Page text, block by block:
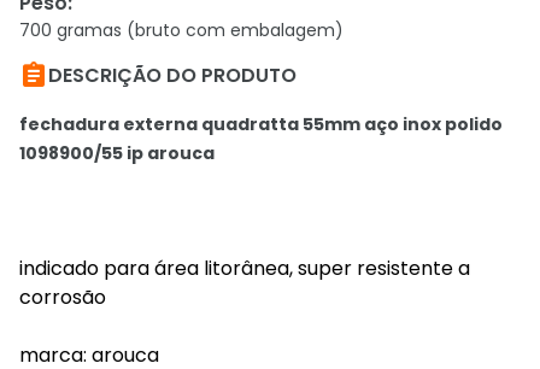
700 gramas (bruto com embalagem)
DESCRIÇÃO DO PRODUTO
fechadura externa quadratta 55mm aço inox polido
1098900/55 ip arouca
indicado para área litorânea, super resistente a
corrosão
marca: arouca